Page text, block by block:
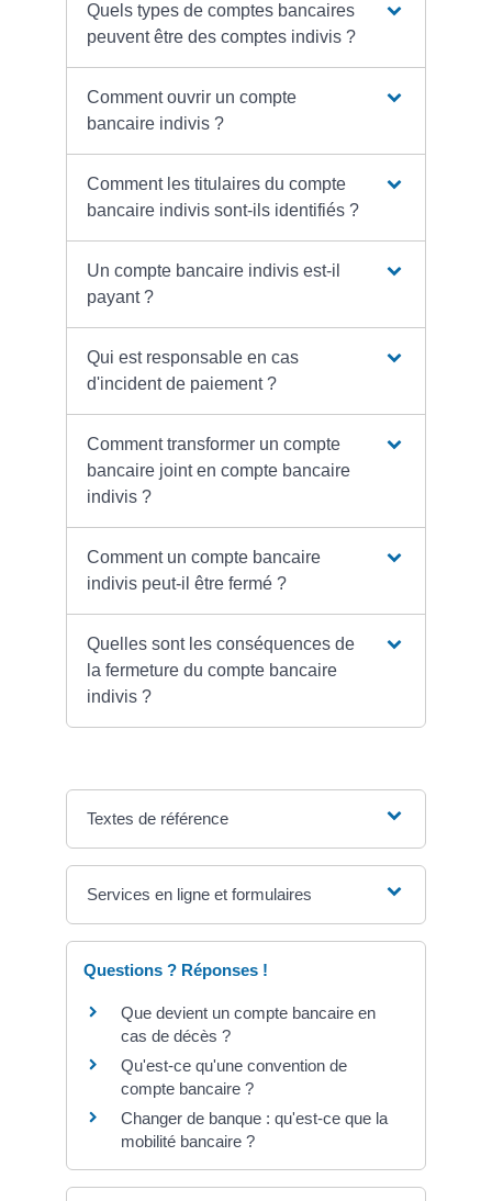
Quels types de comptes bancaires
peuvent être des comptes indivis ?
Comment ouvrir un compte
bancaire indivis ?
Comment les titulaires du compte
bancaire indivis sont-ils identifiés ?
Un compte bancaire indivis est-il
payant ?
Qui est responsable en cas
d'incident de paiement ?
Comment transformer un compte
bancaire joint en compte bancaire
indivis ?
Comment un compte bancaire
indivis peut-il être fermé ?
Quelles sont les conséquences de
la fermeture du compte bancaire
indivis ?
Textes de référence
Services en ligne et formulaires
Questions ? Réponses !
Que devient un compte bancaire en
cas de décès ?
Qu'est-ce qu'une convention de
compte bancaire ?
Changer de banque : qu'est-ce que la
mobilité bancaire ?